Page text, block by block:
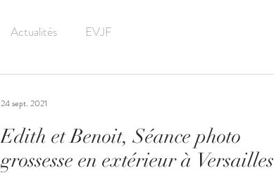
Actualités EVJF
Edith et Benoit, Séance photo
grossesse en extérieur à Versailles
24 sept. 2021